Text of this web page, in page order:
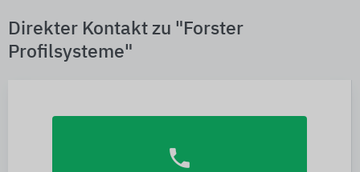
Direkter Kontakt zu "Forster
Profilsysteme"
phone